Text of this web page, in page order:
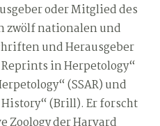
oder Mitglied des
zwölf nationalen und
und Herausgeber
in Herpetology“
(SSAR) und
(Brill). Er forscht
Zoology der Harvard